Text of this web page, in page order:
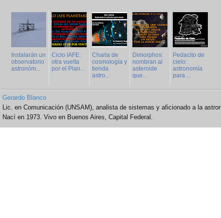
Instalarán un
observatorio
astronóm...
Ciclo IAFE:
otra vuelta
por el Plan...
Charla de
cosmología y
tienda
astro...
Dimorphos:
nombran al
asteroide
que...
Pedacito de
cielo:
astronomía
para ...
Gerardo Blanco
Lic. en Comunicación (UNSAM), analista de sistemas y aficionado a la
Nací en 1973. Vivo en Buenos Aires, Capital Federal.